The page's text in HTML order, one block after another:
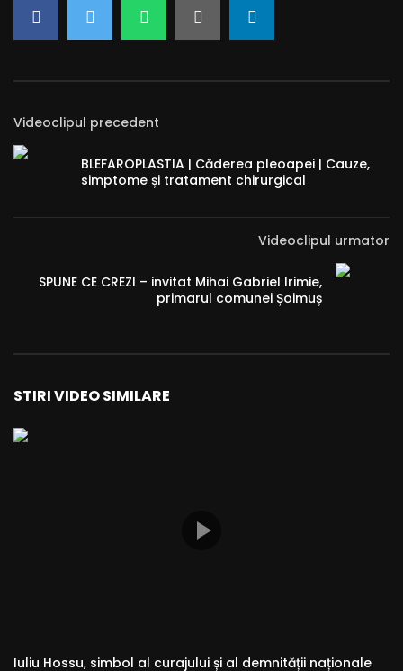
Videoclipul precedent
BLEFAROPLASTIA | Căderea pleoapei | Cauze,
simptome și tratament chirurgical
Videoclipul urmator
SPUNE CE CREZI – invitat Mihai Gabriel Irimie,
primarul comunei Șoimuș
STIRI VIDEO SIMILARE
Iuliu Hossu, simbol al curajului și al demnității naționale